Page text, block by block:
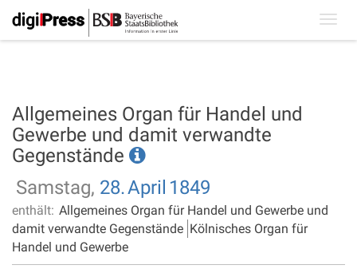
Allgemeines Organ für Handel und
Gewerbe und damit verwandte
Gegenstände
Samstag, 28.April 1849
enthält: Allgemeines Organ für Handel und Gewerbe und
damit verwandte Gegenstände Kölnisches Organ für
Handel und Gewerbe